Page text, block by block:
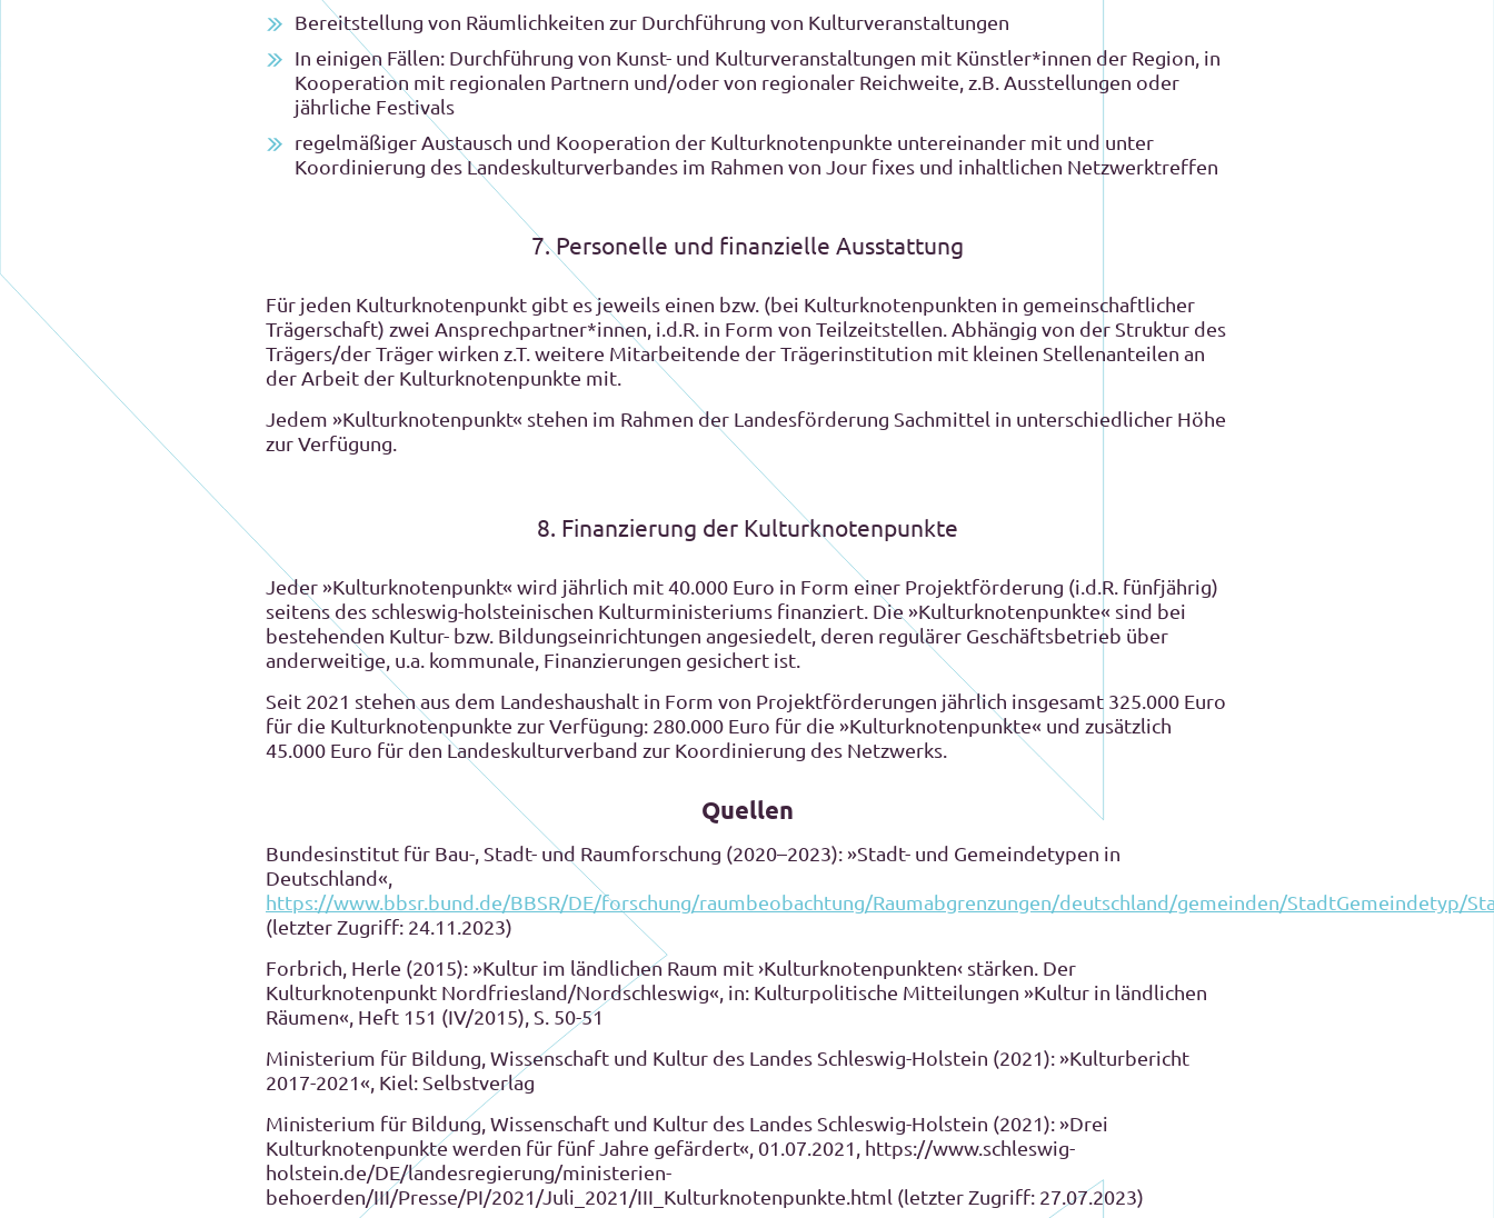
Bereitstellung von Räumlichkeiten zur Durchführung von Kulturveranstaltungen
In einigen Fällen: Durchführung von Kunst- und Kulturveranstaltungen mit Künstler*innen der Region, in
Kooperation mit regionalen Partnern und/oder von regionaler Reichweite, z.B. Ausstellungen oder
jährliche Festivals
regelmäßiger Austausch und Kooperation der Kulturknotenpunkte untereinander mit und unter
Koordinierung des Landeskulturverbandes im Rahmen von Jour fixes und inhaltlichen Netzwerktreffen
7. Personelle und finanzielle Ausstattung
Für jeden Kulturknotenpunkt gibt es jeweils einen bzw. (bei Kulturknotenpunkten in gemeinschaftlicher
Trägerschaft) zwei Ansprechpartner*innen, i.d.R. in Form von Teilzeitstellen. Abhängig von der Struktur des
Trägers/der Träger wirken z.T. weitere Mitarbeitende der Trägerinstitution mit kleinen Stellenanteilen an
der Arbeit der Kulturknotenpunkte mit.
Jedem »Kulturknotenpunkt« stehen im Rahmen der Landesförderung Sachmittel in unterschiedlicher Höhe
zur Verfügung.
8. Finanzierung der Kulturknotenpunkte
Jeder »Kulturknotenpunkt« wird jährlich mit 40.000 Euro in Form einer Projektförderung (i.d.R. fünfjährig)
seitens des schleswig-holsteinischen Kulturministeriums finanziert. Die »Kulturknotenpunkte« sind bei
bestehenden Kultur- bzw. Bildungseinrichtungen angesiedelt, deren regulärer Geschäftsbetrieb über
anderweitige, u.a. kommunale, Finanzierungen gesichert ist.
Seit 2021 stehen aus dem Landeshaushalt in Form von Projektförderungen jährlich insgesamt 325.000 Euro
für die Kulturknotenpunkte zur Verfügung: 280.000 Euro für die »Kulturknotenpunkte« und zusätzlich
45.000 Euro für den Landeskulturverband zur Koordinierung des Netzwerks.
Quellen
Bundesinstitut für Bau-, Stadt- und Raumforschung (2020–2023): »Stadt- und Gemeindetypen in
Deutschland«,
https://www.bbsr.bund.de/BBSR/DE/forschung/raumbeobachtung/Raumabgrenzungen/deutschland/gemeinden/StadtGemeindetyp/
(letzter Zugriff: 24.11.2023)
Forbrich, Herle (2015): »Kultur im ländlichen Raum mit ›Kulturknotenpunkten‹ stärken. Der
Kulturknotenpunkt Nordfriesland/Nordschleswig«, in: Kulturpolitische Mitteilungen »Kultur in ländlichen
Räumen«, Heft 151 (IV/2015), S. 50-51
Ministerium für Bildung, Wissenschaft und Kultur des Landes Schleswig-Holstein (2021): »Kulturbericht
2017-2021«, Kiel: Selbstverlag
Ministerium für Bildung, Wissenschaft und Kultur des Landes Schleswig-Holstein (2021): »Drei
Kulturknotenpunkte werden für fünf Jahre gefärdert«, 01.07.2021, https://www.schleswig-
holstein.de/DE/landesregierung/ministerien-
behoerden/III/Presse/PI/2021/Juli_2021/III_Kulturknotenpunkte.html (letzter Zugriff: 27.07.2023)